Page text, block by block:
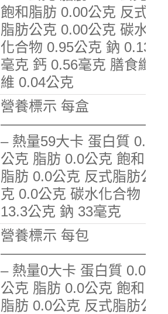
飽和脂肪 0.00公克 反式
脂肪公克 0.00公克 碳水
化合物 0.95公克 鈉 0.13
毫克 鈣 0.56毫克 膳食纖
維 0.04公克
營養標示 每盒
———————————
– 熱量59大卡 蛋白質 0.0
公克 脂肪 0.0公克 飽和
脂肪 0.0公克 反式脂肪公
克 0.0公克 碳水化合物
13.3公克 鈉 33毫克
營養標示 每包
———————————
– 熱量0大卡 蛋白質 0.0
公克 脂肪 0.0公克 飽和
脂肪 0.0公克 反式脂肪公